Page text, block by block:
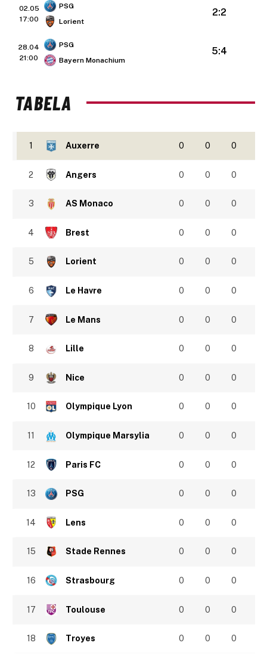
02.05
17:00
PSG
Lorient
2:2
28.04
21:00
PSG
Bayern Monachium
5:4
TABELA
1 Auxerre 0 0 0
2 Angers 0 0 0
3 AS Monaco 0 0 0
4 Brest 0 0 0
5 Lorient 0 0 0
6 Le Havre 0 0 0
7 Le Mans 0 0 0
8 Lille 0 0 0
9 Nice 0 0 0
10 Olympique Lyon 0 0 0
11 Olympique Marsylia 0 0 0
12 Paris FC 0 0 0
13 PSG 0 0 0
14 Lens 0 0 0
15 Stade Rennes 0 0 0
16 Strasbourg 0 0 0
17 Toulouse 0 0 0
18 Troyes 0 0 0